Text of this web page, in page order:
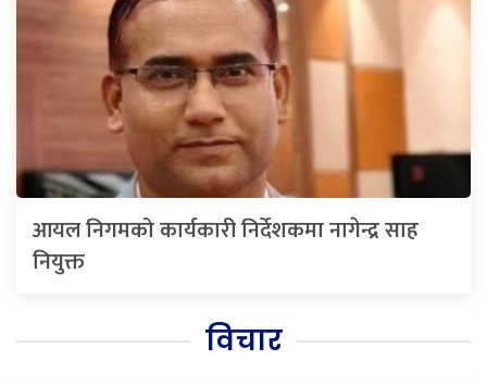
आयल निगमको कार्यकारी निर्देशकमा नागेन्द्र साह
नियुक्त
विचार